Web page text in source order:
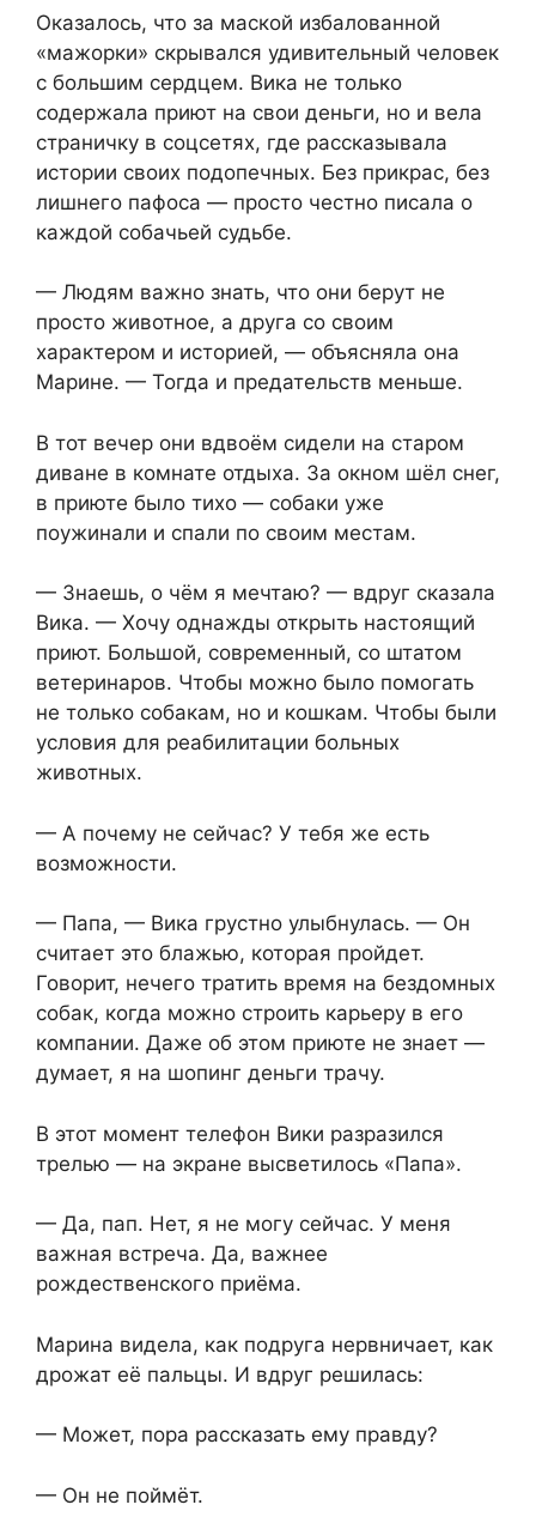
Оказалось, что за маской избалованной
«мажорки» скрывался удивительный человек
с большим сердцем. Вика не только
содержала приют на свои деньги, но и вела
страничку в соцсетях, где рассказывала
истории своих подопечных. Без прикрас, без
лишнего пафоса — просто честно писала о
каждой собачьей судьбе.
— Людям важно знать, что они берут не
просто животное, а друга со своим
характером и историей, — объясняла она
Марине. — Тогда и предательств меньше.
В тот вечер они вдвоём сидели на старом
диване в комнате отдыха. За окном шёл снег,
в приюте было тихо — собаки уже
поужинали и спали по своим местам.
— Знаешь, о чём я мечтаю? — вдруг сказала
Вика. — Хочу однажды открыть настоящий
приют. Большой, современный, со штатом
ветеринаров. Чтобы можно было помогать
не только собакам, но и кошкам. Чтобы были
условия для реабилитации больных
животных.
— А почему не сейчас? У тебя же есть
возможности.
— Папа, — Вика грустно улыбнулась. — Он
считает это блажью, которая пройдет.
Говорит, нечего тратить время на бездомных
собак, когда можно строить карьеру в его
компании. Даже об этом приюте не знает —
думает, я на шопинг деньги трачу.
В этот момент телефон Вики разразился
трелью — на экране высветилось «Папа».
— Да, пап. Нет, я не могу сейчас. У меня
важная встреча. Да, важнее
рождественского приёма.
Марина видела, как подруга нервничает, как
дрожат её пальцы. И вдруг решилась:
— Может, пора рассказать ему правду?
— Он не поймёт.